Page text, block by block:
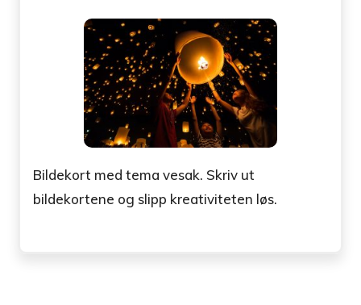
Bildekort med tema vesak. Skriv ut
bildekortene og slipp kreativiteten løs.